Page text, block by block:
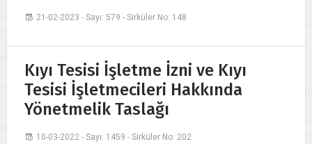
21-02-2023 - Sayı: 579 - Sirküler No: 148
Kıyı Tesisi İşletme İzni ve Kıyı
Tesisi İşletmecileri Hakkında
Yönetmelik Taslağı
10-03-2022 - Sayı: 1459 - Sirküler No: 202